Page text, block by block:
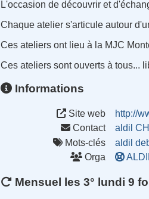
L'occasion de découvrir et
Chaque atelier s'articule autour
Ces ateliers ont lieu à la MJC
Ces ateliers sont ouverts à tous...
Informations
Site web
http://
Contact
aldil
Mots-clés
aldil
Orga
Mensuel les 3° lundi 9